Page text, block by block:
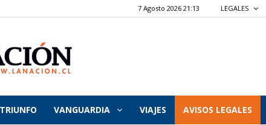
7 Agosto 2026 21:13 LEGALES
La
TRIUNFO VANGUARDIA VIAJES AVISOS LEGALES